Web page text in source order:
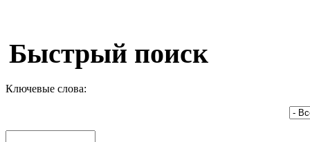
Быстрый поиск
Ключевые слова: